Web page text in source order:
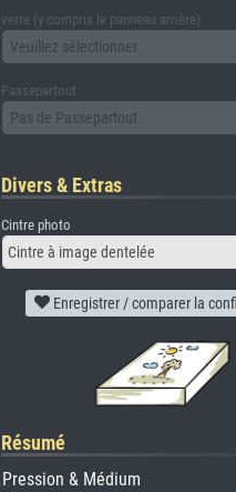
verre (y compris le panneau arrière)
Veuillez sélectionner
Passepartout
Pas de Passepartout
Divers & Extras
Cintre photo
Cintre à image dentelée
Enregistrer / comparer la
Résumé
Pression & Médium